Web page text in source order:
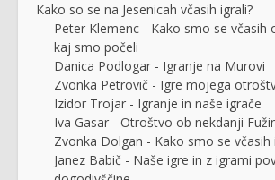
Kako so se na Jesenicah včasih igrali?
Peter Klemenc - Kako smo se včasih
kaj smo počeli
Danica Podlogar - Igranje na Murovi
Zvonka Petrovič - Igre mojega
Izidor Trojar - Igranje in naše igrače
Iva Gasar - Otroštvo ob nekdanji
Zvonka Dolgan - Kako smo se včasih
Janez Babič - Naše igre in z igrami